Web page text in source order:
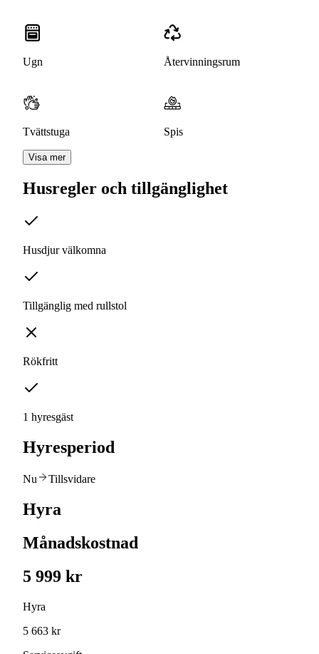
Ugn Återvinningsrum
Tvättstuga Spis
Visa mer
Husregler och tillgänglighet
Husdjur välkomna
Tillgänglig med rullstol
Rökfritt
1 hyresgäst
Hyresperiod
Nu Tillsvidare
Hyra
Månadskostnad
5 999 kr
Hyra
5 663 kr